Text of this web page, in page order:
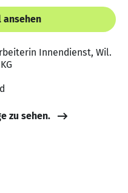
ansehen
Innendienst, Wil.
zu sehen.